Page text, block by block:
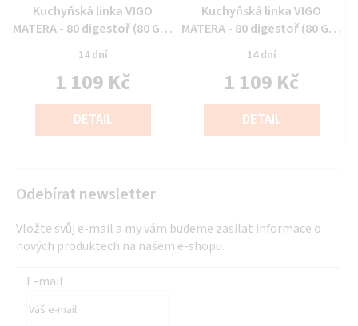
Průměrné
hodnocení
produktu
je
0,0
5
hvězdiček.
Kuchyňská linka VIGO
MATERA - 80 digestoř (80 GU-
36 1F)
14 dní
1 109 Kč
Měrná
cena:
DETAIL
Průměrné
hodnocení
produktu
je
0,0
5
hvězdiček.
Kuchyňská linka VIGO
MATERA - 80 digestoř (80 GU-
36 1F)
14 dní
1 109 Kč
Měrná
cena:
DETAIL
Odebírat newsletter
Vložte svůj e-mail a my vám budeme zasílat informace o
nových produktech na našem e-shopu.
E-mail